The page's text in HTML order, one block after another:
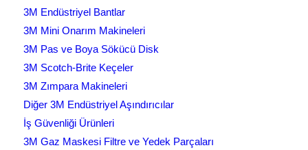
3M Endüstriyel Bantlar
3M Mini Onarım Makineleri
3M Pas ve Boya Sökücü Disk
3M Scotch-Brite Keçeler
3M Zımpara Makineleri
Diğer 3M Endüstriyel Aşındırıcılar
İş Güvenliği Ürünleri
3M Gaz Maskesi Filtre ve Yedek Parçaları